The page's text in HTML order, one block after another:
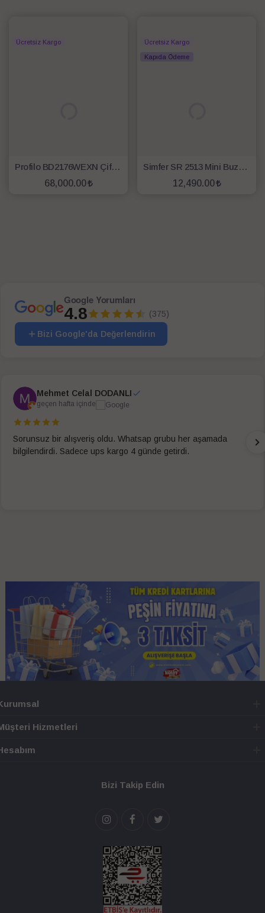
Ücretsiz Kargo
Profilo BD2176WEXN Çift Kapılı No Frost Buzdolabı
68,000.00
Ücretsiz Kargo
Kapıda Ödeme
Simfer SR 2513 Mini Buzdolabı
12,490.00
Google Yorumları
4.8 (375)
Bizi Google'da Değerlendirin
Mehmet Celal DODANLI
geçen hafta içinde
Sorunsuz bir alışveriş oldu. Whatsap grubu her aşamada
bilgilendirdi. Sadece ups kargo 4 günde getirdi.
Hizmetleri
Bizi Takip Edin